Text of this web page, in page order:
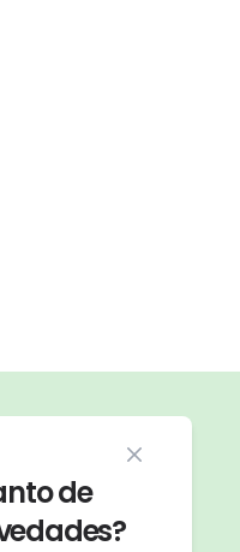
Close modal
de
de interés
Quiénes somos